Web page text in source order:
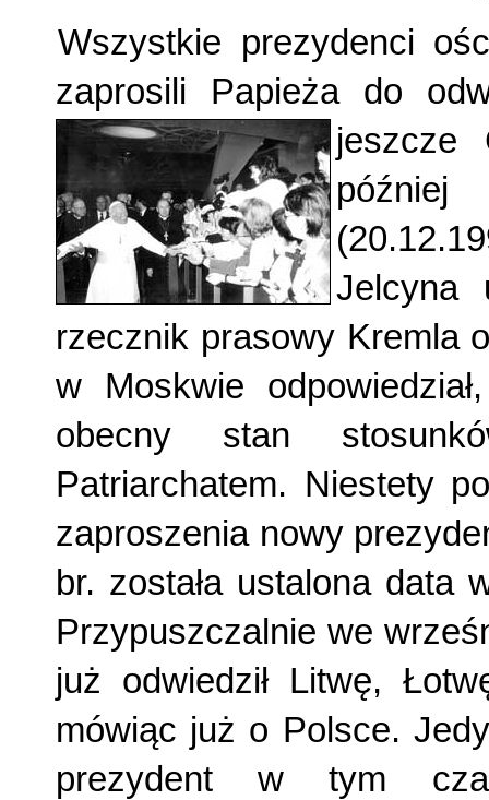
Wszystkie prezydenci
zaprosili Papieża do
jeszcze
później
Jelcyna
rzecznik prasowy Kremla
w Moskwie
obecny stan
Patriarchatem. Niestety
zaproszenia nowy
br. została ustalona data
Przypuszczalnie we
już odwiedził Litwę,
mówiąc już o Polsce.
prezydent w tym